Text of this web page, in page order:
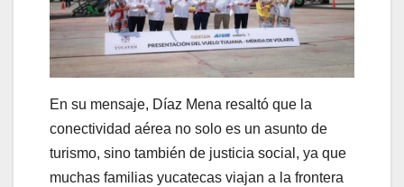
En su mensaje, Díaz Mena resaltó que la
conectividad aérea no solo es un asunto de
turismo, sino también de justicia social, ya que
muchas familias yucatecas viajan a la frontera